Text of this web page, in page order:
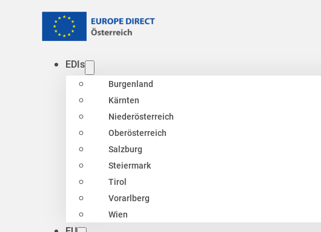
EDIs
Burgenland
Kärnten
Niederösterreich
Oberösterreich
Salzburg
Steiermark
Tirol
Vorarlberg
Wien